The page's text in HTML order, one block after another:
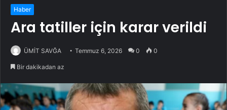
Haber
Ara tatiller için karar verildi
ÜMİT SAVĞA Temmuz 6, 2026 0 0
Bir dakikadan az